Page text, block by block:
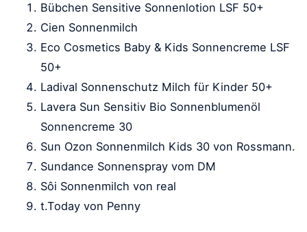
Bübchen Sensitive Sonnenlotion LSF 50+
Cien Sonnenmilch
Eco Cosmetics Baby & Kids Sonnencreme LSF
50+
Ladival Sonnenschutz Milch für Kinder 50+
Lavera Sun Sensitiv Bio Sonnenblumenöl
Sonnencreme 30
Sun Ozon Sonnenmilch Kids 30 von Rossmann.
Sundance Sonnenspray vom DM
Sôi Sonnenmilch von real
t.Today von Penny